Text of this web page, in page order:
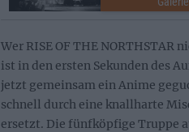
Wer RISE OF THE NORTHSTAR
ist in den ersten Sekunden des
jetzt gemeinsam ein Anime
schnell durch eine knallharte
ersetzt. Die fünfköpfige Truppe